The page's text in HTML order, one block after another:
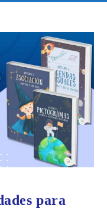
para